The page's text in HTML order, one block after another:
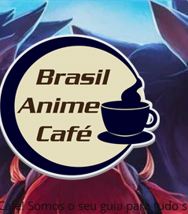
Somos o seu guia para